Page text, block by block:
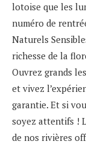
lotoise que les
numéro de
Naturels
richesse de la
Ouvrez grands
et vivez
garantie. Et si
soyez attentifs !
de nos rivières